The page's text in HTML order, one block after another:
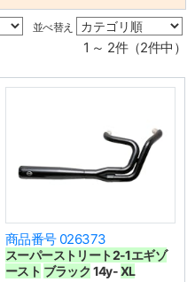
並べ替え
1 ～ 2件（2件中）
商品番号 026373
スーパーストリート2-1エギゾ
ースト ブラック 14y-XL